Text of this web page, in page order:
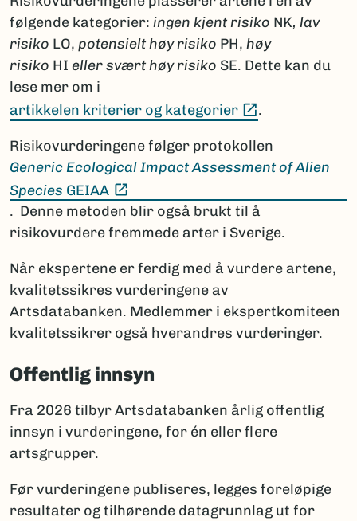
følgende kategorier: ingen kjent risiko NK, lav
risiko LO, potensielt høy risiko PH, høy
risiko HI ellersvært høy risiko SE. Dette kan du
lese mer om i
artikkelen kriterier og kategorier
.
Risikovurderingene følger protokollen
Generic Ecological Impact Assessment of Alien
Species GEIAA
. Denne metoden blir også brukt til å
risikovurdere fremmede arter i Sverige.
Når ekspertene er ferdig med å vurdere artene,
kvalitetssikres vurderingene av
Artsdatabanken. Medlemmer i ekspertkomiteen
kvalitetssikrer også hverandres vurderinger.
Offentlig innsyn
Fra 2026 tilbyr Artsdatabanken årlig offentlig
innsyn i vurderingene, for én eller flere
artsgrupper.
Før vurderingene publiseres, legges foreløpige
resultater og tilhørende datagrunnlag ut for